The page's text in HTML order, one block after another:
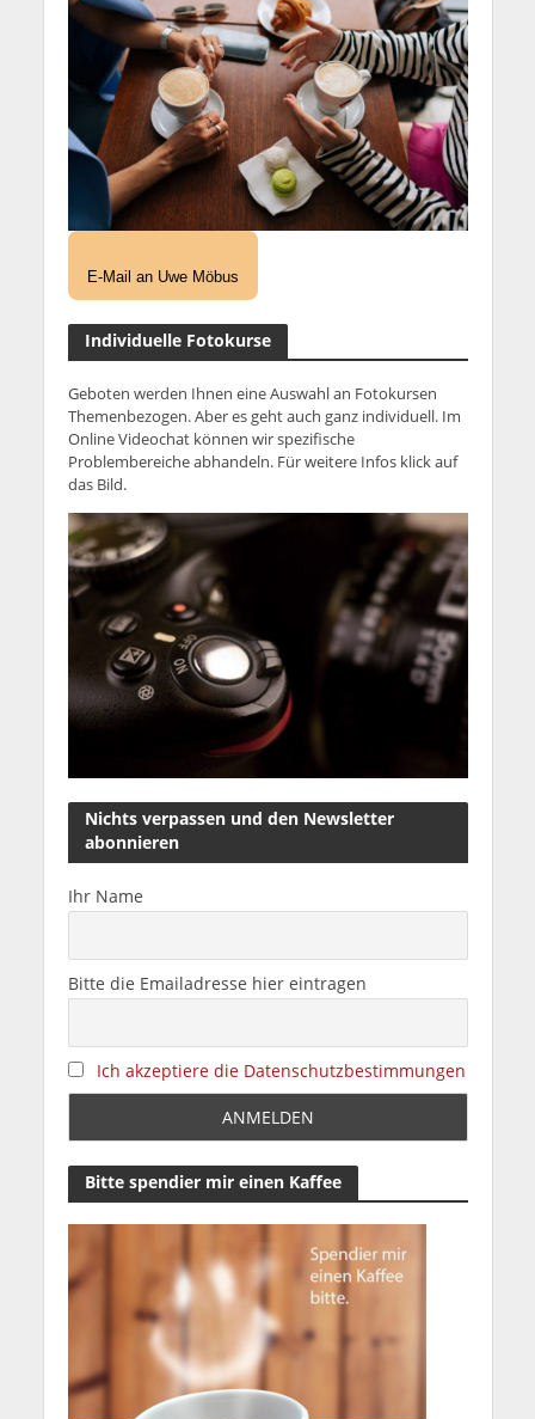
E-Mail an Uwe Möbus
Individuelle Fotokurse
Geboten werden Ihnen eine Auswahl an Fotokursen
Themenbezogen. Aber es geht auch ganz individuell. Im
Online Videochat können wir spezifische
Problembereiche abhandeln. Für weitere Infos klick auf
das Bild.
Nichts verpassen und den Newsletter
abonnieren
Ihr Name
Bitte die Emailadresse hier eintragen
Ich akzeptiere die Datenschutzbestimmungen
Bitte spendier mir einen Kaffee